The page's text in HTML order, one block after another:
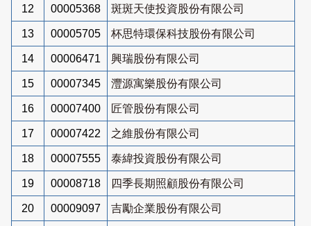
12 00005368 斑斑天使投資股份有限公司
13 00005705 杯思特環保科技股份有限公司
14 00006471 興瑞股份有限公司
15 00007345 灃源寓樂股份有限公司
16 00007400 匠管股份有限公司
17 00007422 之維股份有限公司
18 00007555 泰緯投資股份有限公司
19 00008718 四季長期照顧股份有限公司
20 00009097 吉勵企業股份有限公司